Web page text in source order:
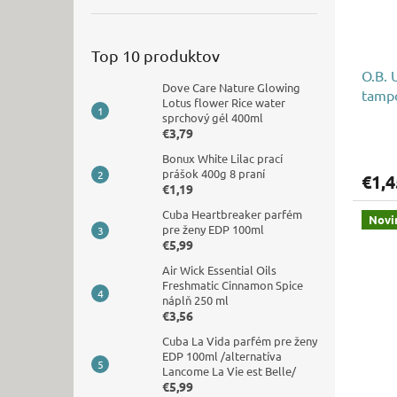
Top 10 produktov
Dove Care Nature Glowing
Lotus flower Rice water
sprchový gél 400ml
€3,79
Bonux White Lilac prací
prášok 400g 8 praní
€1,19
Cuba Heartbreaker parfém
pre ženy EDP 100ml
€5,99
Air Wick Essential Oils
Freshmatic Cinnamon Spice
náplň 250 ml
€3,56
Cuba La Vida parfém pre ženy
EDP 100ml /alternatíva
Lancome La Vie est Belle/
€5,99
O.B.